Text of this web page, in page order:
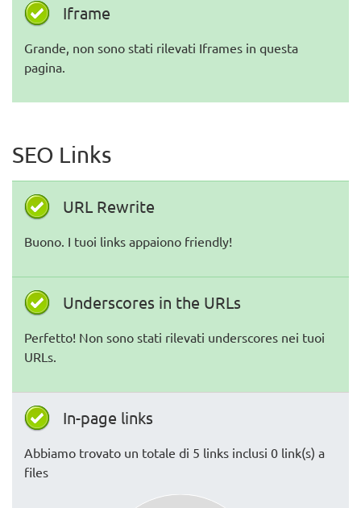
Iframe
Grande, non sono stati rilevati Iframes in questa
pagina.
SEO Links
URL Rewrite
Buono. I tuoi links appaiono friendly!
Underscores in the URLs
Perfetto! Non sono stati rilevati underscores nei tuoi
URLs.
In-page links
Abbiamo trovato un totale di 5 links inclusi 0 link(s) a
files